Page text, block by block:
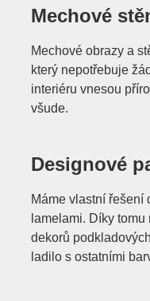
Mechové
Mechové obrazy a
který nepotřebuje
interiéru vnesou
všude.
Designové
Máme vlastní řešení
lamelami. Díky
dekorů
ladilo s ostatními